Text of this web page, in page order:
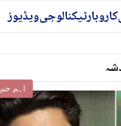
کاروبارٹیکنالوجیویڈیوز
اہم خبر